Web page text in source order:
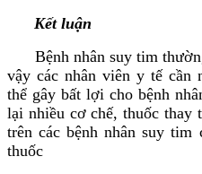
Kết luận
Bệnh nhân suy tim
vậy các nhân viên y tế cần
thể gây bất lợi cho bệnh
lại nhiều cơ chế, thuốc thay
trên các bệnh nhân suy tim
thuốc